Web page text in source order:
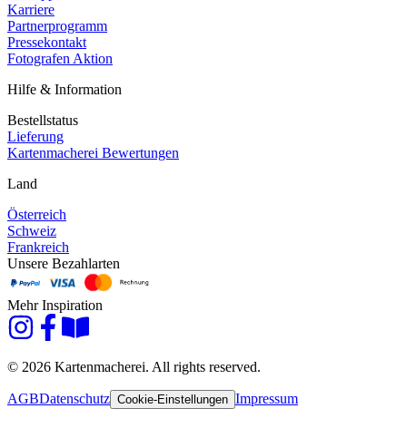
Karriere
Partnerprogramm
Pressekontakt
Fotografen Aktion
Hilfe & Information
Bestellstatus
Lieferung
Kartenmacherei Bewertungen
Land
Österreich
Schweiz
Frankreich
Unsere Bezahlarten
Mehr Inspiration
© 2026 Kartenmacherei. All rights reserved.
AGBDatenschutz Cookie-Einstellungen Impressum